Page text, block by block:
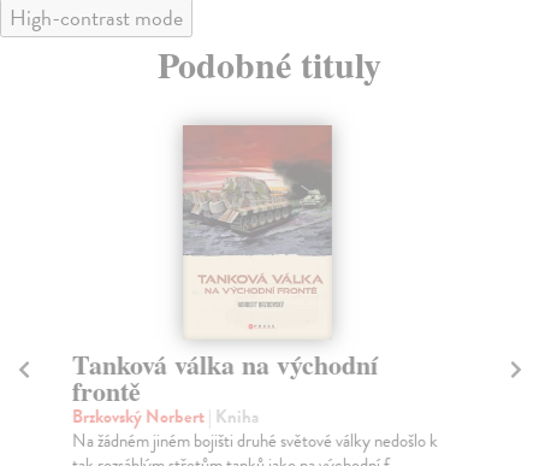
High-contrast mode
Podobné tituly
Tanková válka na východní
frontě
Brzkovský Norbert| Kniha
Na žádném jiném bojišti druhé světové války nedošlo k